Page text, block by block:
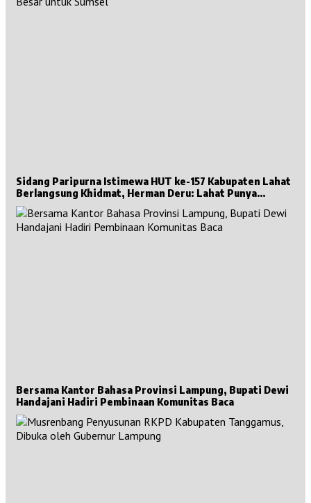
Sidang Paripurna Istimewa HUT ke-157 Kabupaten Lahat
Berlangsung Khidmat, Herman Deru: Lahat Punya
Sejarah Besar untuk Sumsel
Bersama Kantor Bahasa Provinsi Lampung, Bupati Dewi
Handajani Hadiri Pembinaan Komunitas Baca